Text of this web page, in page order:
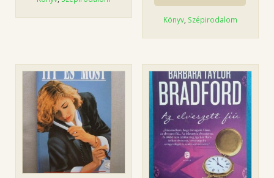
Könyv, Szépirodalom